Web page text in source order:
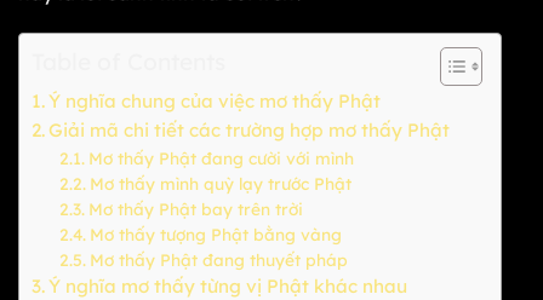
Ý nghĩa chung của việc mơ thấy Phật
Giải mã chi tiết các trường hợp mơ thấy Phật
Mơ thấy Phật đang cười với mình
Mơ thấy mình quỳ lạy trước Phật
Mơ thấy Phật bay trên trời
Mơ thấy tượng Phật bằng vàng
Mơ thấy Phật đang thuyết pháp
Ý nghĩa mơ thấy từng vị Phật khác nhau